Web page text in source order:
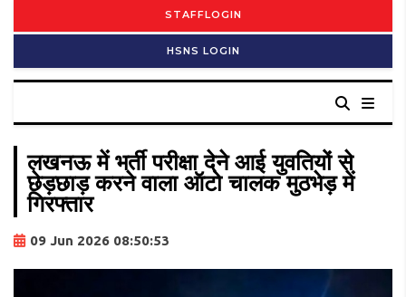
STAFFLOGIN
HSNS LOGIN
लखनऊ में भर्ती परीक्षा देने आई युवतियों से
छेड़छाड़ करने वाला ऑटो चालक मुठभेड़ में
गिरफ्तार
09 Jun 2026 08:50:53